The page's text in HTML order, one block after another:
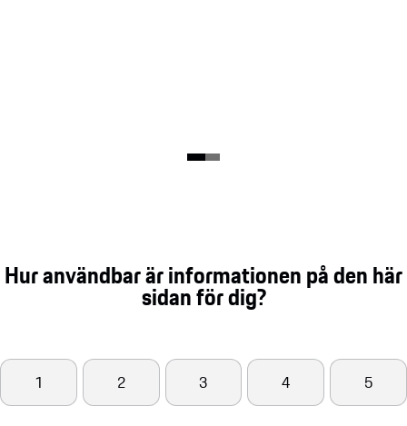
Hur användbar är informationen på den här
sidan för dig?
1 2 3 4 5